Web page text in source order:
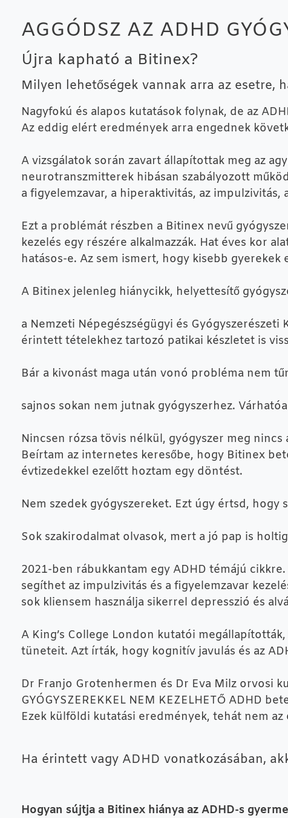
AGGÓDSZ AZ ADHD
Újra kapható a Bitinex?
Milyen lehetőségek vannak arra az esetre,
Nagyfokú és alapos kutatások folynak, de az
Az eddig elért eredmények arra engednek
A vizsgálatok során zavart állapítottak meg az
neurotranszmitterek hibásan szabályozott
a figyelemzavar, a hiperaktivitás, az
Ezt a problémát részben a Bitinex nevű
kezelés egy részére alkalmazzák. Hat éves kor
hatásos-e. Az sem ismert, hogy kisebb gyerekek
A Bitinex jelenleg hiánycikk, helyettesítő
a Nemzeti Népegészségügyi és
érintett tételekhez tartozó patikai készletet is
Bár a kivonást maga után vonó probléma nem
sajnos sokan nem jutnak gyógyszerhez.
Nincsen rózsa tövis nélkül, gyógyszer meg
Beírtam az internetes keresőbe, hogy Bitinex
évtizedekkel ezelőtt hoztam egy döntést.
Nem szedek gyógyszereket. Ezt úgy értsd, hogy
Sok szakirodalmat olvasok, mert a jó pap is
2021-ben rábukkantam egy ADHD témájú
segíthet az impulzivitás és a figyelemzavar
sok kliensem használja sikerrel depresszió és
A King’s College London kutatói
tüneteit. Azt írták, hogy kognitív javulás és az
Dr Franjo Grotenhermen és Dr Eva Milz orvosi
GYÓGYSZEREKKEL NEM KEZELHETŐ ADHD
Ezek külföldi kutatási eredmények, tehát nem az
Ha érintett vagy ADHD vonatkozásában,
Hogyan sújtja a Bitinex hiánya az ADHD-s